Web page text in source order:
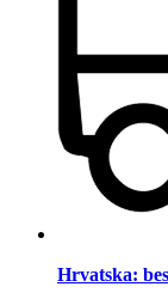
Hrvatska: